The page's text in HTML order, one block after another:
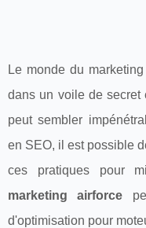
Le monde du
dans un voile de secret
peut sembler
en SEO, il est possible
ces pratiques pour
marketing airforce
d'optimisation pour